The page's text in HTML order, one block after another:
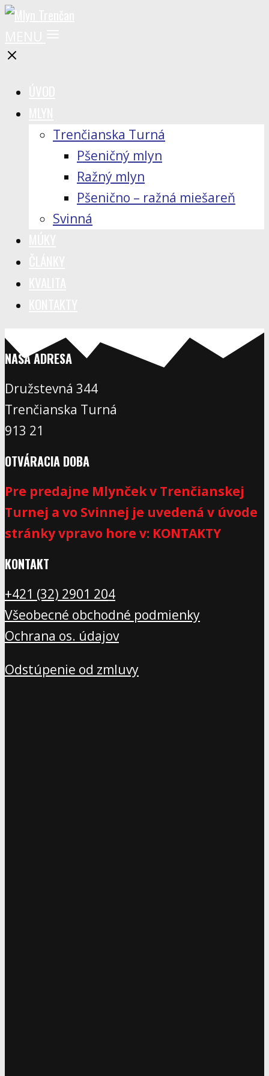
Trenčianska Turná
Pšeničný mlyn
Ražný mlyn
Pšenično – ražná miešareň
Svinná
NAŠA ADRESA
Družstevná 344
Trenčianska Turná
913 21
OTVÁRACIA DOBA
Pre predajne Mlynček v Trenčianskej
Turnej a vo Svinnej je uvedená v úvode
stránky vpravo hore v: KONTAKTY
KONTAKT
+421 (32) 2901 204
Všeobecné obchodné podmienky
Ochrana os. údajov
Odstúpenie od zmluvy